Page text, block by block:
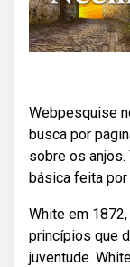
Webpesquise
busca por
sobre os anjos.
básica feita por
White em
princípios que
juventude.